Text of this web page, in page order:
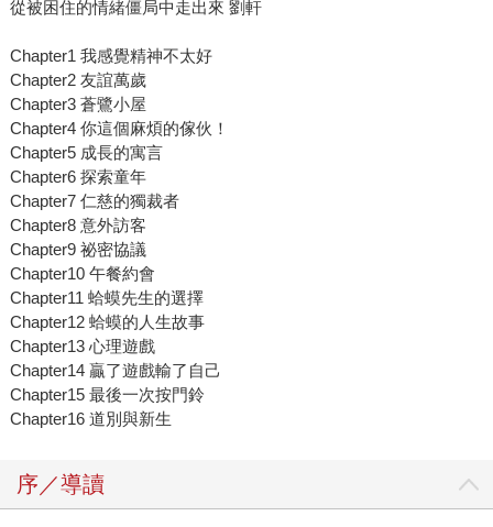
從被困住的情緒僵局中走出來 劉軒
Chapter1 我感覺精神不太好
Chapter2 友誼萬歲
Chapter3 蒼鷺小屋
Chapter4 你這個麻煩的傢伙！
Chapter5 成長的寓言
Chapter6 探索童年
Chapter7 仁慈的獨裁者
Chapter8 意外訪客
Chapter9 祕密協議
Chapter10 午餐約會
Chapter11 蛤蟆先生的選擇
Chapter12 蛤蟆的人生故事
Chapter13 心理遊戲
Chapter14 贏了遊戲輸了自己
Chapter15 最後一次按門鈴
Chapter16 道別與新生
序／導讀